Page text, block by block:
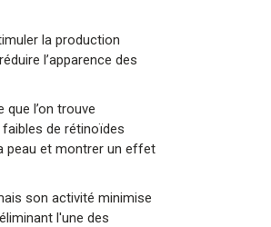
la production
l’apparence des
l’on trouve
de rétinoïdes
peau et montrer un effet
son activité minimise
l'une des